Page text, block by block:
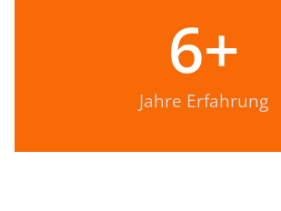
Jahre Erfahrung
6+